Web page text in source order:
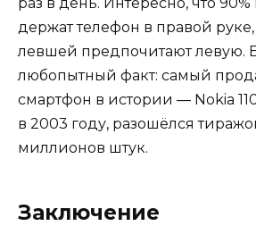
держат телефон в правой руке,
левшей предпочитают левую.
любопытный факт: самый
смартфон в истории — Nokia
в 2003 году, разошёлся
миллионов штук.
Заключение